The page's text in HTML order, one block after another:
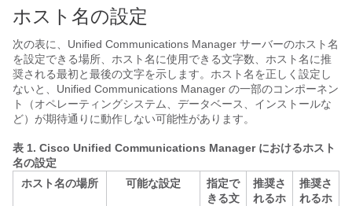
ホスト名の設定
次の表に、 Unified Communications Manager サーバーのホスト名
を設定できる場所、ホスト名に使用できる文字数、ホスト名に推
奨される最初と最後の文字を示します。ホスト名を正しく設定し
ないと、 Unified Communications Manager の一部のコンポーネン
ト（オペレーティングシステム、データベース、インストールな
ど）が期待通りに動作しない可能性があります。
表 1. Cisco Unified Communications Manager におけるホスト
名の設定
ホスト名の場所
可能な設定
指定で
きる文
推奨さ
れるホ
推奨さ
れるホ